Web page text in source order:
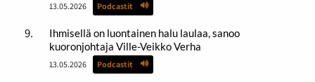
13.05.2026 Podcastit
Ihmisellä on luontainen halu laulaa, sanoo
kuoronjohtaja Ville-Veikko Verha
13.05.2026 Podcastit